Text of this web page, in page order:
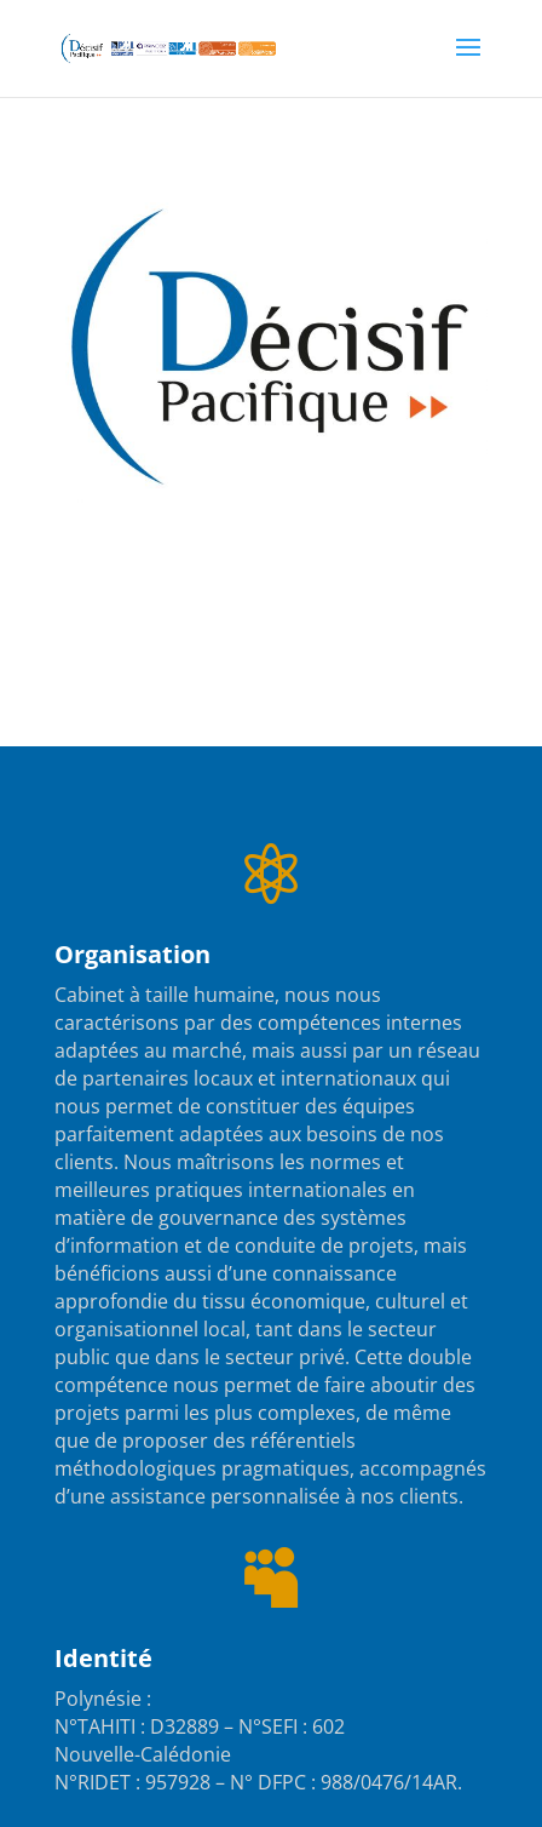

Organisation
Cabinet à taille humaine, nous nous
caractérisons par des compétences internes
adaptées au marché, mais aussi par un réseau
de partenaires locaux et internationaux qui
nous permet de constituer des équipes
parfaitement adaptées aux besoins de nos
clients. Nous maîtrisons les normes et
meilleures pratiques internationales en
matière de gouvernance des systèmes
d’information et de conduite de projets, mais
bénéficions aussi d’une connaissance
approfondie du tissu économique, culturel et
organisationnel local, tant dans le secteur
public que dans le secteur privé. Cette double
compétence nous permet de faire aboutir des
projets parmi les plus complexes, de même
que de proposer des référentiels
méthodologiques pragmatiques, accompagnés
d’une assistance personnalisée à nos clients.

Identité
Polynésie :
N°TAHITI : D32889 – N°SEFI : 602
Nouvelle-Calédonie
N°RIDET : 957928 – N° DFPC : 988/0476/14AR.